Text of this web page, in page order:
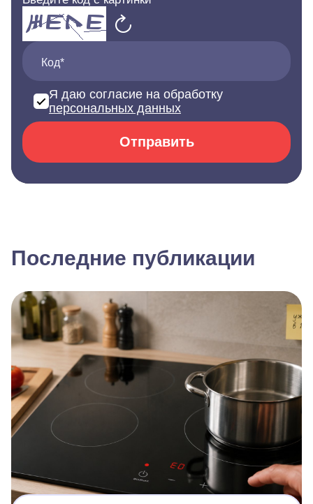
Код*
Я даю согласие на обработку
персональных данных
Отправить
Последние публикации